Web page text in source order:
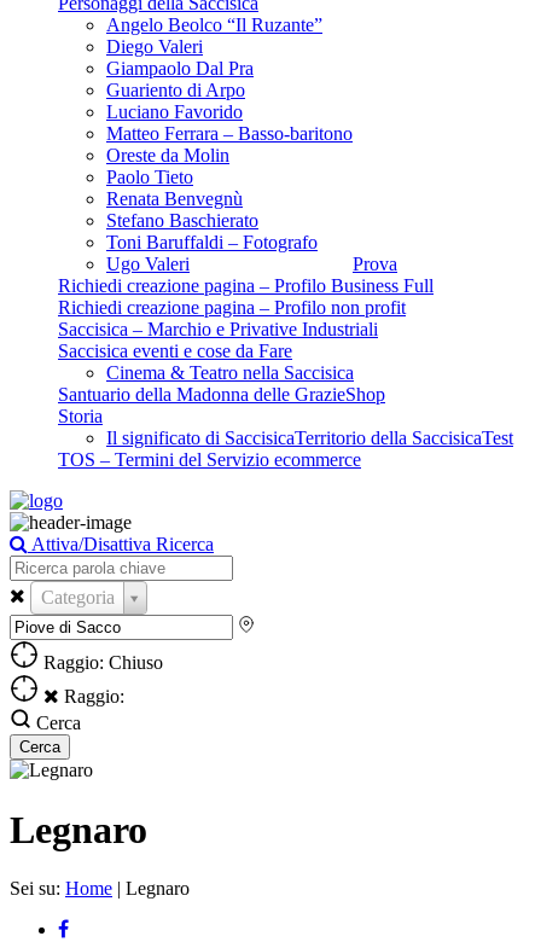
Angelo Beolco “Il Ruzante”
Diego Valeri
Giampaolo Dal Pra
Guariento di Arpo
Luciano Favorido
Matteo Ferrara – Basso-baritono
Oreste da Molin
Paolo Tieto
Renata Benvegnù
Stefano Baschierato
Toni Baruffaldi – Fotografo
Ugo Valeri
Prova
Richiedi creazione pagina – Profilo Business Full
Richiedi creazione pagina – Profilo non profit
Saccisica – Marchio e Privative Industriali
Saccisica eventi e cose da Fare
Cinema & Teatro nella Saccisica
Santuario della Madonna delle GrazieShop
Storia
Il significato di SaccisicaTerritorio della SaccisicaTest
TOS – Termini del Servizio ecommerce
Attiva/Disattiva Ricerca
Categoria
Raggio: Chiuso
Raggio:
Cerca
Legnaro
Sei su: Home | Legnaro